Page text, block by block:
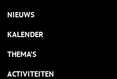
NIEUWS
KALENDER
THEMA’S
ACTIVITEITEN